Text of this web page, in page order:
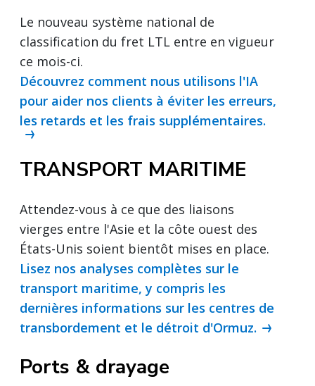
Le nouveau système national de
classification du fret LTL entre en vigueur
ce mois-ci.
Découvrez comment nous utilisons l'IA
pour aider nos clients à éviter les erreurs,
les retards et les frais supplémentaires.
TRANSPORT MARITIME
Attendez-vous à ce que des liaisons
vierges entre l'Asie et la côte ouest des
États-Unis soient bientôt mises en place.
Lisez nos analyses complètes sur le
transport maritime, y compris les
dernières informations sur les centres de
transbordement et le détroit d'Ormuz.
Ports & drayage